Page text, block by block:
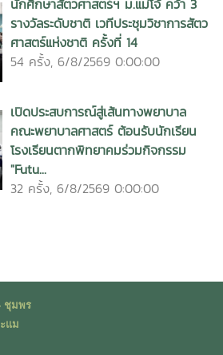
นักศึกษาสัตวศาสตร์ฯ ม.แม่โจ้ คว้า 3
รางวัลระดับชาติ เวทีประชุมวิชาการสัตว
ศาสตร์แห่งชาติ ครั้งที่ 14
54 ครั้ง, 6/8/2569 0:00:00
เปิดประสบการณ์สู่เส้นทางพยาบาล
คณะพยาบาลศาสตร์ ต้อนรับนักเรียน
โรงเรียนตากพิทยาคมร่วมกิจกรรม
"Futu...
32 ครั้ง, 6/8/2569 0:00:00
ชุมพร
แม